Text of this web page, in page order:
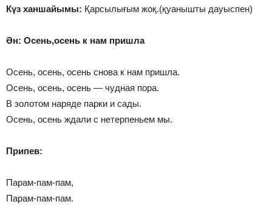
Күз ханшайымы: Қарсылығым жоқ.(қуанышты дауыспен)
Ән: Осень,осень к нам пришла
Осень, осень, осень снова к нам пришла.
Осень, осень, осень — чудная пора.
В золотом наряде парки и сады.
Осень, осень ждали с нетерпеньем мы.
Припев:
Парам-пам-пам,
Парам-пам-пам.